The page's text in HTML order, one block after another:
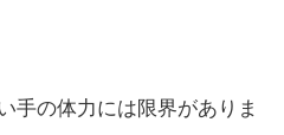
手の体力には限界がありま